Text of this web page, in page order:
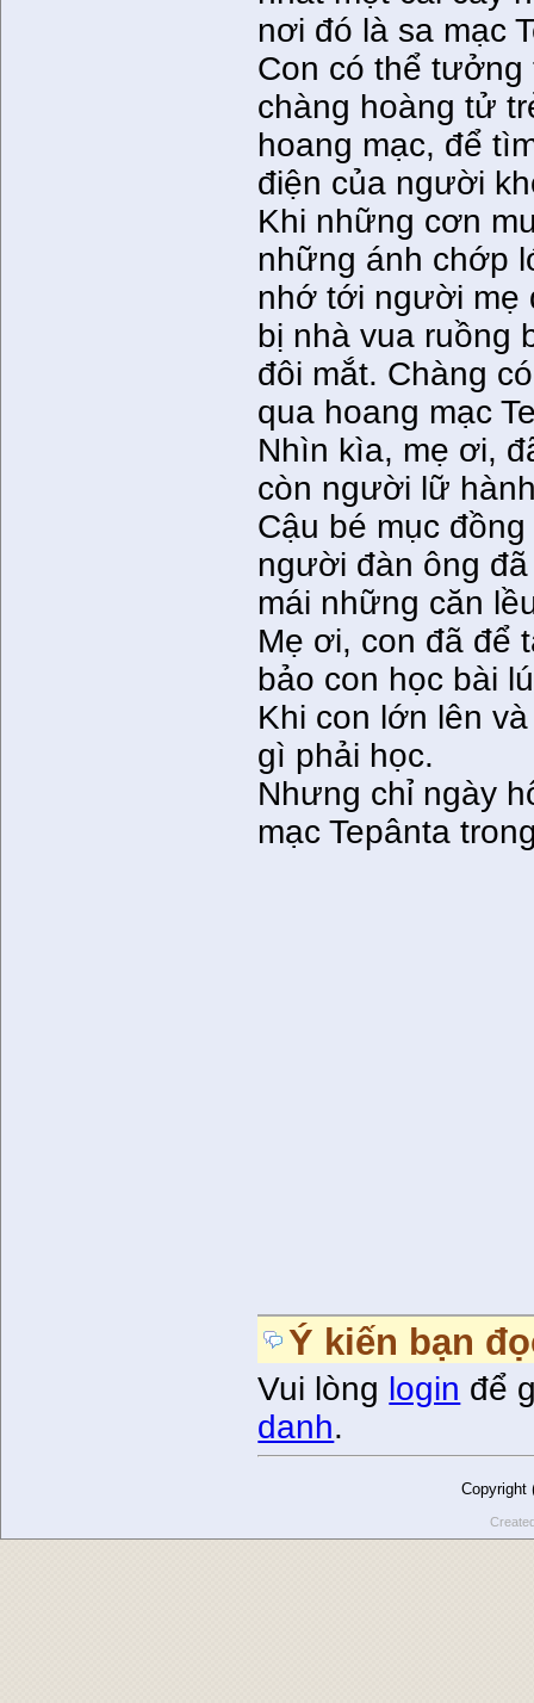
nơi đó là sa mạc
Con có thể tưởng
chàng hoàng tử
hoang mạc, để
điện của người
Khi những cơn
những ánh chớp
nhớ tới người mẹ
bị nhà vua ruồng
đôi mắt. Chàng
qua hoang mạc
Nhìn kìa, mẹ ơi,
còn người lữ
Cậu bé mục
người đàn ông
mái những căn
Mẹ ơi, con đã để
bảo con học bài
Khi con lớn lên
gì phải học.
Nhưng chỉ ngày
mạc Tepânta
Ý kiến bạn
Vui lòng login để
danh.
Copyright